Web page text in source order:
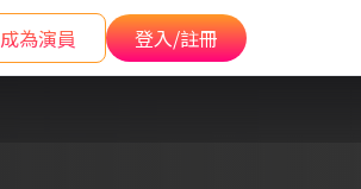
成為演員 登入/註冊